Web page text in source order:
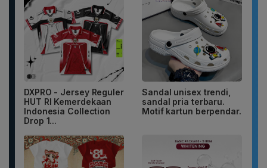
DXPRO - Jersey Reguler
HUT RI Kemerdekaan
Indonesia Collection
Drop 1...
Sandal unisex trendi,
sandal pria terbaru.
Motif kartun berpendar.